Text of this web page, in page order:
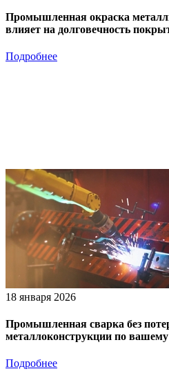
Промышленная окраска
влияет на долговечность
Подробнее
18 января 2026
Промышленная сварка без
металлоконструкции по
Подробнее